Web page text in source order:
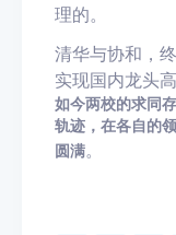
理的。
清华与协和，
实现国内龙头
如今两校的求同
轨迹，在各自的
圆满。